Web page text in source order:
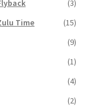
(3)
Time
(15)
(9)
(1)
(4)
(2)